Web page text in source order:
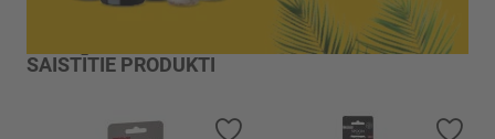
SAISTĪTIE PRODUKTI
Pievienot vēlmju sarakstam